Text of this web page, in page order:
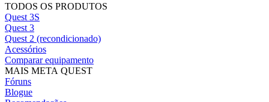
TODOS OS PRODUTOS
Quest 3S
Quest 3
Quest 2 (recondicionado)
Acessórios
Comparar equipamento
MAIS META QUEST
Fóruns
Blogue